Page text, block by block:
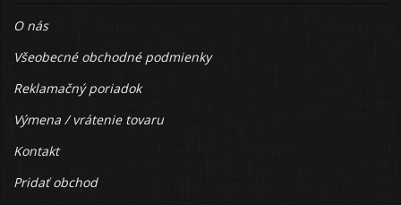
O nás
Všeobecné obchodné podmienky
Reklamačný poriadok
Výmena / vrátenie tovaru
Kontakt
Pridať obchod